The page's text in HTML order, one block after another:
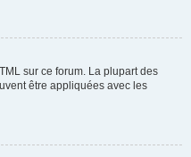
sur ce forum. La plupart des
être appliquées avec les